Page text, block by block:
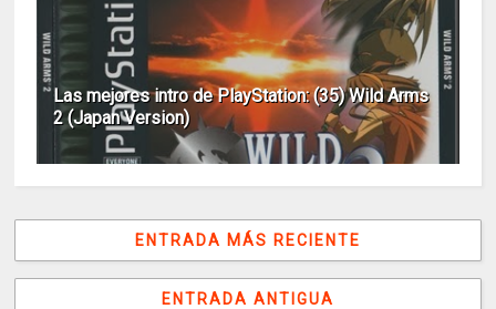
Las mejores intro de PlayStation: (35) Wild Arms
2 (Japan Version)
ENTRADA MÁS RECIENTE
ENTRADA ANTIGUA